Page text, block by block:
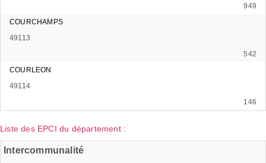
949
COURCHAMPS
49113
542
COURLEON
49114
146
Liste des EPCI du département :
Intercommunalité